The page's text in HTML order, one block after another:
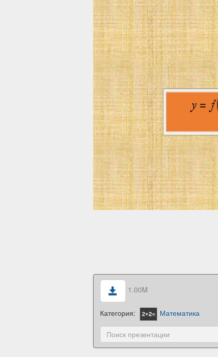
1.00M
Категория: Математика